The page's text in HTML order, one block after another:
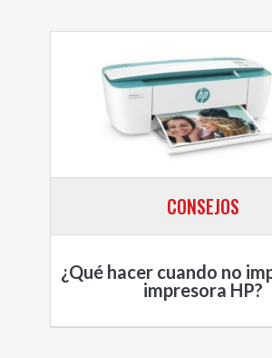
CONSEJOS
¿Qué hacer cuando no
impresora HP?